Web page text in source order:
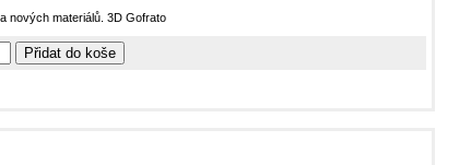
nových materiálů. 3D Gofrato